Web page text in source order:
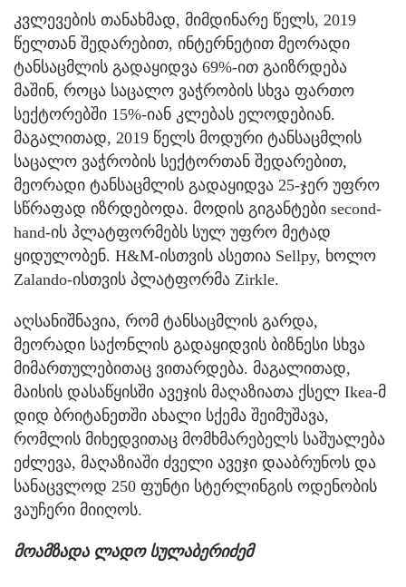
კვლევების თანახმად, მიმდინარე წელს, 2019
წელთან შედარებით, ინტერნეტით მეორადი
ტანსაცმლის გადაყიდვა 69%-ით გაიზრდება
მაშინ, როცა საცალო ვაჭრობის სხვა ფართო
სექტორებში 15%-იან კლებას ელოდებიან.
მაგალითად, 2019 წელს მოდური ტანსაცმლის
საცალო ვაჭრობის სექტორთან შედარებით,
მეორადი ტანსაცმლის გადაყიდვა 25-ჯერ უფრო
სწრაფად იზრდებოდა. მოდის გიგანტები second-
hand-ის პლატფორმებს სულ უფრო მეტად
ყიდულობენ. H&M-ისთვის ასეთია Sellpy, ხოლო
Zalando-ისთვის პლატფორმა Zirkle.
აღსანიშნავია, რომ ტანსაცმლის გარდა,
მეორადი საქონლის გადაყიდვის ბიზნესი სხვა
მიმართულებითაც ვითარდება. მაგალითად,
მაისის დასაწყისში ავეჯის მაღაზიათა ქსელ Ikea-მ
დიდ ბრიტანეთში ახალი სქემა შეიმუშავა,
რომლის მიხედვითაც მომხმარებელს საშუალება
ეძლევა, მაღაზიაში ძველი ავეჯი დააბრუნოს და
სანაცვლოდ 250 ფუნტი სტერლინგის ოდენობის
ვაუჩერი მიიღოს.
მოამზადა ლადო სულაბერიძემ